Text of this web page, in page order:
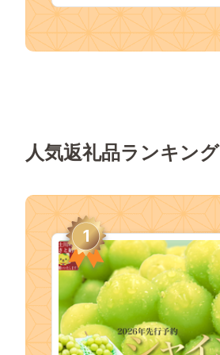
人気返礼品ランキング
1